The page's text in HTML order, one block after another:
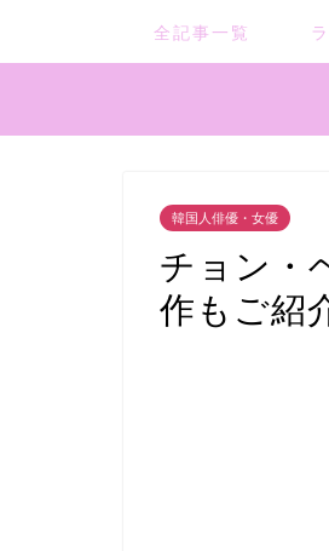
全記事一覧
韓国人俳優・女優
チョン・
作もご紹